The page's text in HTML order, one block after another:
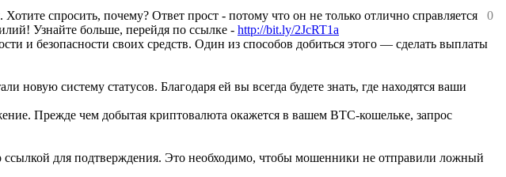
0
спросить, почему? Ответ прост - потому что он не только отлично справляется
Узнайте больше, перейдя по ссылке - http://bit.ly/2JcRT1a
и безопасности своих средств. Один из способов добиться этого — сделать выплаты
систему статусов. Благодаря ей вы всегда будете знать, где находятся ваши
Прежде чем добытая криптовалюта окажется в вашем BTC-кошельке, запрос
для подтверждения. Это необходимо, чтобы мошенники не отправили ложный